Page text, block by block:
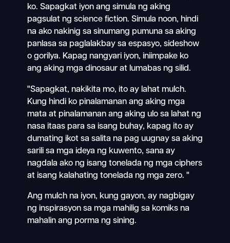
ko. Sapagkat iyon ang simula ng aking
pagsulat ng science fiction. Simula noon, hindi
na ako nakinig sa sinumang pumuna sa aking
panlasa sa paglalakbay sa espasyo, sideshow
o gorilya. Kapag nangyari iyon, iniimpake ko
ang aking mga dinosaur at lumabas ng silid.
"Sapagkat, nakikita mo, ito ay lahat mulch.
Kung hindi ko pinalamanan ang aking mga
mata at pinalamanan ang aking ulo sa lahat ng
nasa itaas para sa isang buhay, kapag ito ay
dumating ikot sa salita na pag uugnay sa aking
sarili sa mga ideya ng kuwento, sana ay
nagdala ako ng isang tonelada ng mga ciphers
at isang kalahating tonelada ng mga zero. "
Ang mulch na iyon, kung gayon, ay nagbigay
ng inspirasyon sa mga mahilig sa komiks na
mahalin ang porma ng sining.